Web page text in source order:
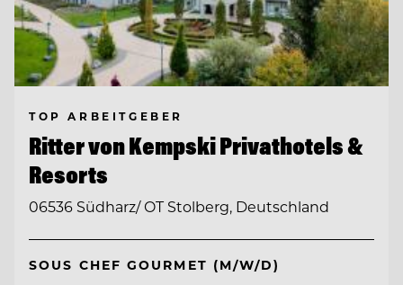
TOP ARBEITGEBER
Ritter von Kempski Privathotels &
Resorts
06536 Südharz/ OT Stolberg, Deutschland
SOUS CHEF GOURMET (M/W/D)